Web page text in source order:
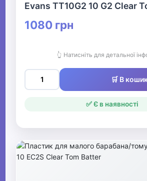
Evans TT10G2 10 G2 Clear
1080 грн
👆 Натисніть для детальної
🛒 В
✅ Є в наявності